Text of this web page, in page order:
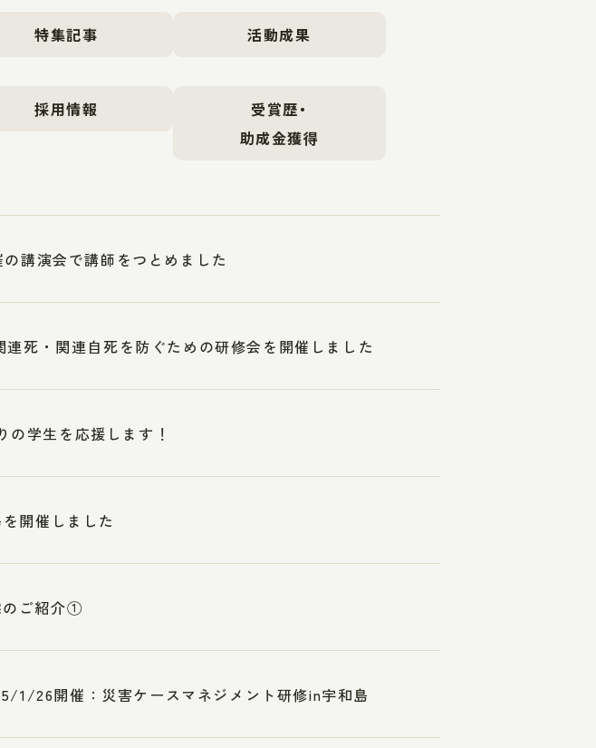
特集記事 活動成果
採用情報
受賞歴・
助成金獲得
講演会で講師をつとめました
死・関連自死を防ぐための研修会を開催しました
の学生を応援します！
開催しました
のご紹介①
1/26開催：災害ケースマネジメント研修in宇和島